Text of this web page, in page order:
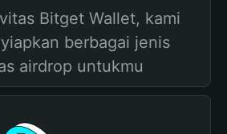
Bitget Wallet, kami
berbagai jenis
airdrop untukmu